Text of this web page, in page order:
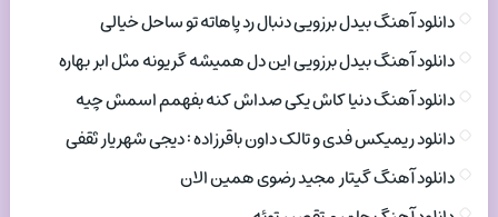
دانلود آهنگ بیدل برزویی دنبال رد پاهاته تو ساحل خیالی
دانلود آهنگ بیدل برزویی این دل همیشه گریونه مثل ابر بهاره
دانلود آهنگ دنیا کاش یکی صداش کنه بفهمم اسمش چیه
دانلود ریمیکس فدی و تالک داون باقرزاده : دیجی شهریار ثقفی
دانلود آهنگ گیتار مجید رضوی همین الان